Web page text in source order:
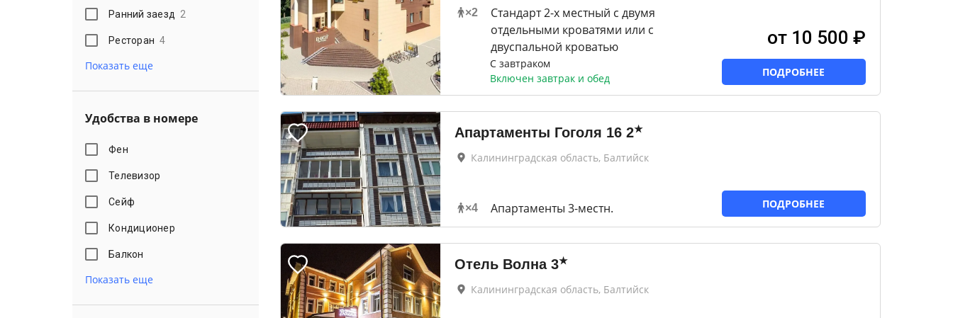
Ранний заезд 2
Ресторан 4
Показать еще
Удобства в номере
Фен
Телевизор
Сейф
Кондиционер
Балкон
Показать еще
×2
Стандарт 2-х местный с двумя
отдельными кроватями или с
двуспальной кроватью
С завтраком
Включен завтрак и обед
от 10 500 ₽
ПОДРОБНЕЕ
Апартаменты Гоголя 16 2★
Калининградская область, Балтийск
×4 Апартаменты 3-местн. ПОДРОБНЕЕ
Отель Волна 3★
Калининградская область, Балтийск